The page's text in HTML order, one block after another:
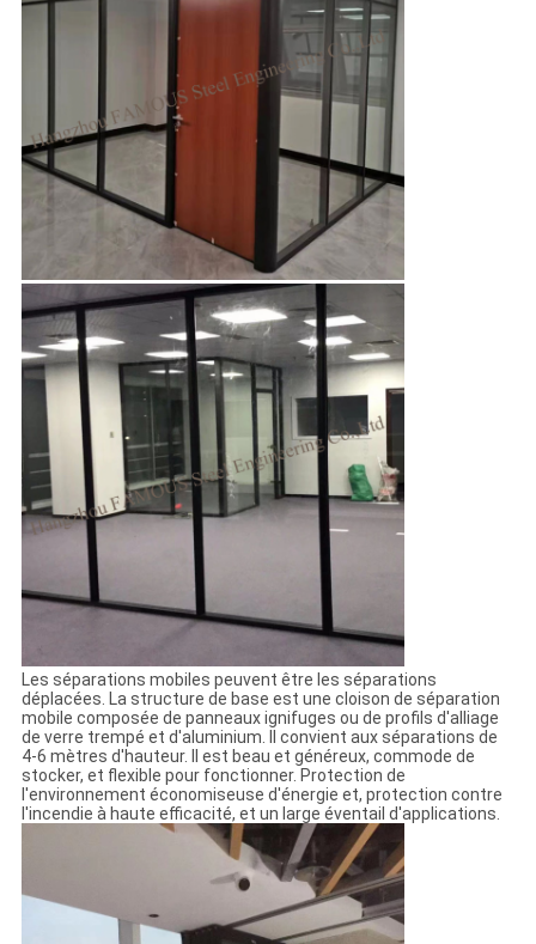
Les séparations mobiles peuvent être les séparations
déplacées. La structure de base est une cloison de séparation
mobile composée de panneaux ignifuges ou de profils d'alliage
de verre trempé et d'aluminium. Il convient aux séparations de
4-6 mètres d'hauteur. Il est beau et généreux, commode de
stocker, et flexible pour fonctionner. Protection de
l'environnement économiseuse d'énergie et, protection contre
l'incendie à haute efficacité, et un large éventail d'applications.